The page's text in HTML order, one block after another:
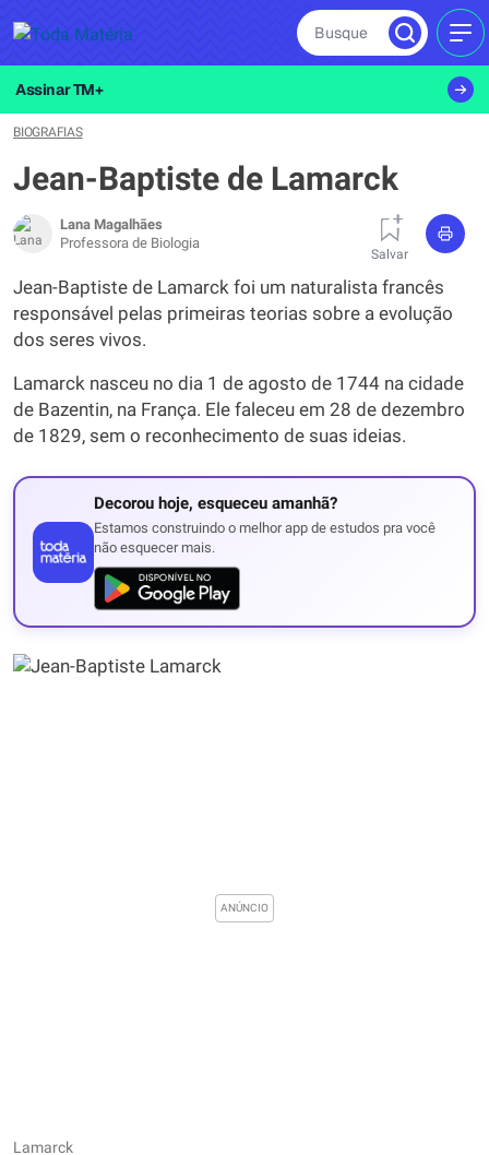
Busque
Assinar TM+
BIOGRAFIAS
Jean-Baptiste de Lamarck
Lana Magalhães
Professora de Biologia
Salvar
Jean-Baptiste de Lamarck foi um naturalista francês
responsável pelas primeiras teorias sobre a evolução
dos seres vivos.
Lamarck nasceu no dia 1 de agosto de 1744 na cidade
de Bazentin, na França. Ele faleceu em 28 de dezembro
de 1829, sem o reconhecimento de suas ideias.
Decorou hoje, esqueceu amanhã?
Estamos construindo o melhor app de estudos pra você
não esquecer mais.
Lamarck